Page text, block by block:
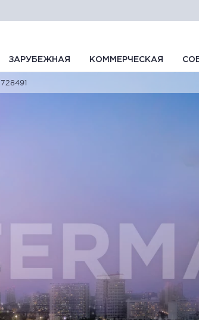
ЗАРУБЕЖНАЯ КОММЕРЧЕСКАЯ
728491